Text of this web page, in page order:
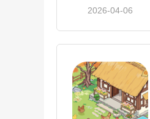
2026-04-06